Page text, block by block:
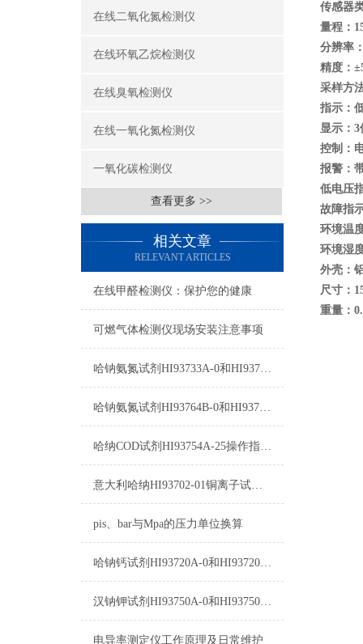
在线二氧化氮检测仪
在线环氧乙烷检测仪
在线臭氧检测仪
在线一氧化氮检测仪
一氧化碳检测仪
查看更多 >>
相关文章
RELEVANT ARTICLES
在线甲醛检测仪：保护您的健康
可燃气体检测仪现场安装注意事项
哈钠氨氮试剂HI93733A-0和HI93733B-0使用方法
哈钠氨氮试剂HI93764B-0和HI93764-0测量原理
哈纳COD试剂HI93754A-25操作指南及测量标准
意大利哈纳HI93702-01铜离子试剂图片及参数
pis、bar与Mpa的压力单位换算
哈钠钙试剂HI93720A-0和HI93720B-0使用方法
汉钠钾试剂HI93750A-0和HI93750B-0使用指南
电导率测定仪工作原理及日常维护
传感器
量程：
分辨率
精度：
采样方
指示：
显示：
控制：
报警：
低电压
故障指
环境温
环境湿
外壳：
尺寸：
重量：